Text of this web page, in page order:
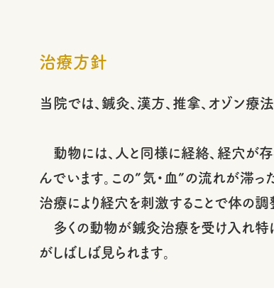
治療方針
当院では、鍼灸、漢方、推拿、オゾン療
動物には、人と同様に経絡、経穴が存
んでいます。この”気・血”の流れが滞
治療により経穴を刺激することで体の
多くの動物が鍼灸治療を受け入れ特に
がしばしば見られます。